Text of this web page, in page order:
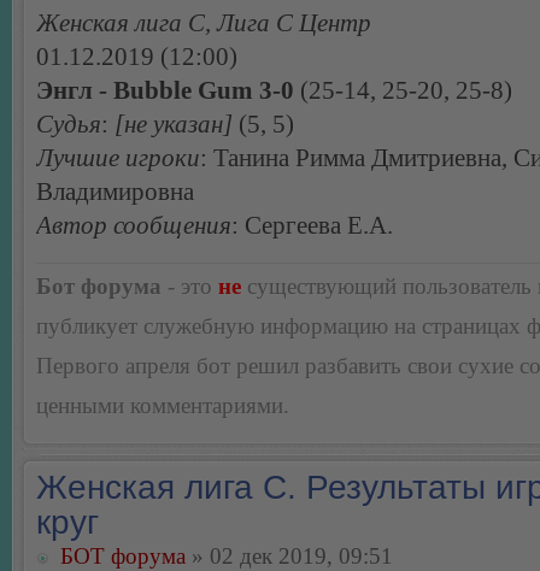
Женская лига С, Лига С Центр
01.12.2019 (12:00)
Энгл - Bubble Gum 3-0 (25-14, 25-20, 25-8)
Судья: [не указан] (5, 5)
Лучшие игроки: Танина Римма Дмитриевна,
Владимировна
Автор сообщения: Сергеева Е.А.
Бот форума - это не существующий пользователь
публикует служебную информацию на страницах
Первого апреля бот решил разбавить свои сухие
ценными комментариями.
Женская лига С. Результаты
круг
БОТ форума » 02 дек 2019, 09:51